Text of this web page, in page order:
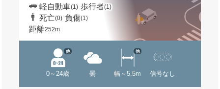
軽自動車(1) 歩行者(1)
死亡(0) 負傷(1)
距離252m
0～24歳
他
曇 幅～5.5m
他
信号なし